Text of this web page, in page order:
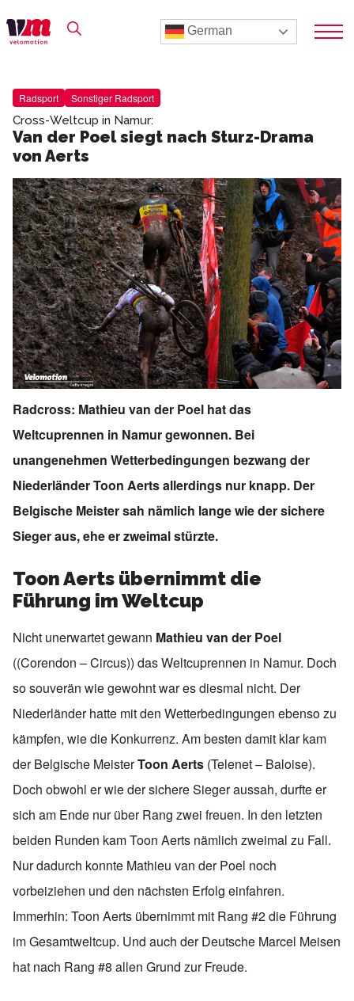
German
Radsport Sonstiger Radsport
Cross-Weltcup in Namur:
Van der Poel siegt nach Sturz-Drama
von Aerts
Radcross: Mathieu van der Poel hat das
Weltcuprennen in Namur gewonnen. Bei
unangenehmen Wetterbedingungen bezwang der
Niederländer Toon Aerts allerdings nur knapp. Der
Belgische Meister sah nämlich lange wie der sichere
Sieger aus, ehe er zweimal stürzte.
Toon Aerts übernimmt die
Führung im Weltcup
Nicht unerwartet gewann Mathieu van der Poel
((Corendon – Circus)) das Weltcuprennen in Namur. Doch
so souverän wie gewohnt war es diesmal nicht. Der
Niederländer hatte mit den Wetterbedingungen ebenso zu
kämpfen, wie die Konkurrenz. Am besten damit klar kam
der Belgische MeisterToon Aerts (Telenet – Baloise).
Doch obwohl er wie der sichere Sieger aussah, durfte er
sich am Ende nur über Rang zwei freuen. In den letzten
beiden Runden kam Toon Aerts nämlich zweimal zu Fall.
Nur dadurch konnte Mathieu van der Poel noch
vorbeiziehen und den nächsten Erfolg einfahren.
Immerhin: Toon Aerts übernimmt mit Rang #2 die Führung
im Gesamtweltcup. Und auch der Deutsche Marcel Meisen
hat nach Rang #8 allen Grund zur Freude.